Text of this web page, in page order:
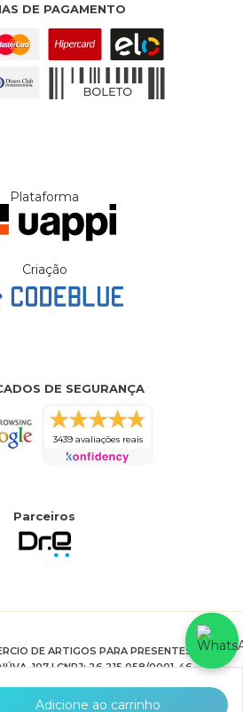
Adicione ao carrinho
DE PAGAMENTO
Plataforma
Criação
DE SEGURANÇA
3439 avaliações reais
Parceiros
DE ARTIGOS PARA PRESENTES LTDA
107 | CNPJ: 26.215.058/0001-46.